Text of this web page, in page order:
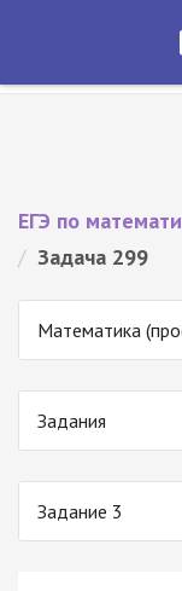
ЕГЭ по
/ Задача 299
Математика
Задания
Задание 3